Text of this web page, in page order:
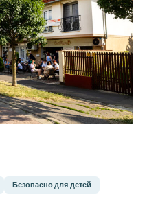
Безопасно для детей